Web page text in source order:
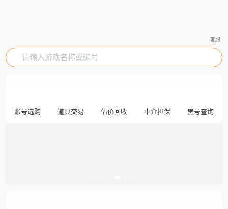
客服
请输入游戏名称或编号
账号选购 道具交易 估价回收 中介担保 黑号查询